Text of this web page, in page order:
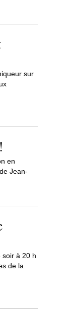
sur
en
Jean-
soir à 20 h
de la